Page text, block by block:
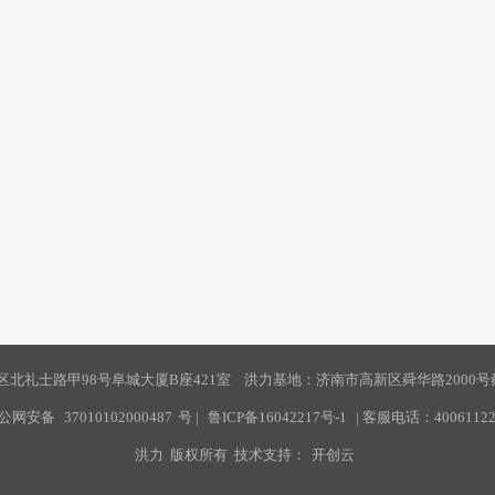
北礼士路甲98号阜城大厦B座421室 洪力基地：济南市高新区舜华路2000号
网安备 37010102000487 号 | 鲁ICP备16042217号-1 | 客服电话：
洪力 版权所有 技术支持： 开创云